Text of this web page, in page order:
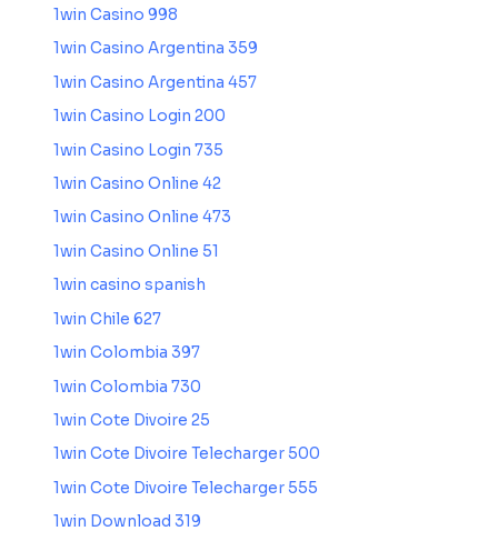
1win Casino 998
1win Casino Argentina 359
1win Casino Argentina 457
1win Casino Login 200
1win Casino Login 735
1win Casino Online 42
1win Casino Online 473
1win Casino Online 51
1win casino spanish
1win Chile 627
1win Colombia 397
1win Colombia 730
1win Cote Divoire 25
1win Cote Divoire Telecharger 500
1win Cote Divoire Telecharger 555
1win Download 319